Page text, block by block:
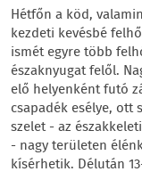
Hétfőn a köd,
kezdeti kevésbé
ismét egyre több
északnyugat felől.
elő helyenként futó
csapadék esélye, ott
szelet - az
- nagy területen
kísérhetik. Délután